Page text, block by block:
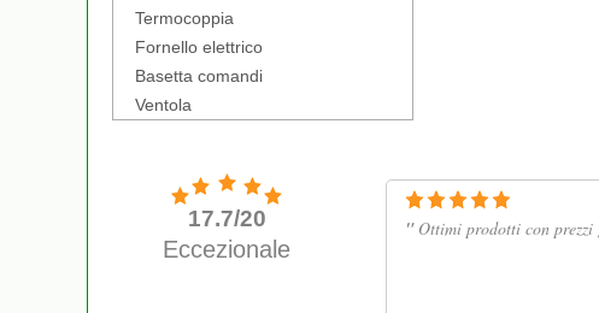
Termocoppia
Fornello elettrico
Basetta comandi
Ventola